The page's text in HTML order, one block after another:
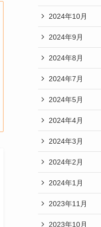
2024年10月
2024年9月
2024年8月
2024年7月
2024年5月
2024年4月
2024年3月
2024年2月
2024年1月
2023年11月
2023年10月